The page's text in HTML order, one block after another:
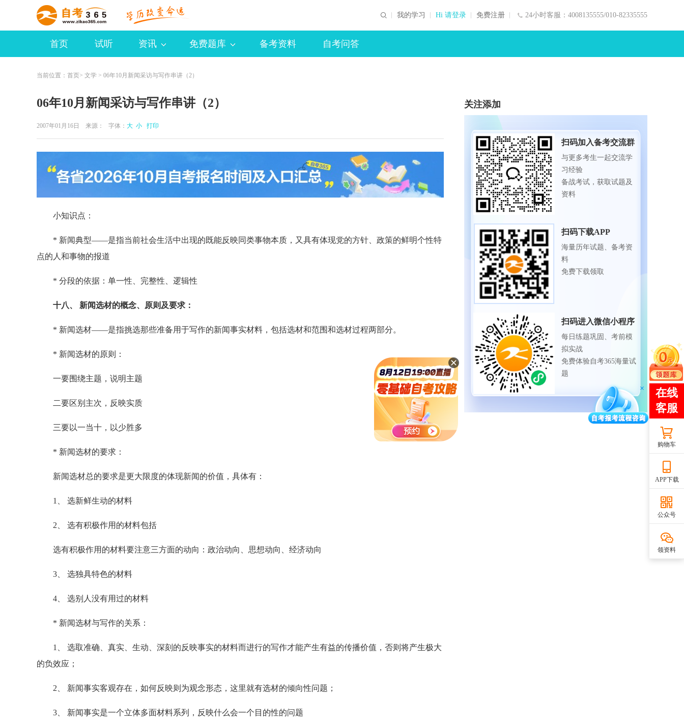
24小时客服：4008135555/010-82335555
我的学习 Hi 请登录 免费注册
首页 试听 资讯 免费题库 备考资料 自考问答
当前位置： 首页> 文学 > 06年10月新闻采访与写作串讲（2）
06年10月新闻采访与写作串讲（2）
2007年01月16日 来源： 字体： 大 小 打印
小知识点：
* 新闻典型——是指当前社会生活中出现的既能反映同类事物本质，又具有体现党的方针、政策的鲜明个性特
点的人和事物的报道
* 分段的依据：单一性、完整性、逻辑性
十八、 新闻选材的概念、原则及要求：
* 新闻选材——是指挑选那些准备用于写作的新闻事实材料，包括选材和范围和选材过程两部分。
* 新闻选材的原则：
一要围绕主题，说明主题
二要区别主次，反映实质
三要以一当十，以少胜多
* 新闻选材的要求：
新闻选材总的要求是更大限度的体现新闻的价值，具体有：
1、 选新鲜生动的材料
2、 选有积极作用的材料包括
选有积极作用的材料要注意三方面的动向：政治动向、思想动向、经济动向
3、 选独具特色的材料
4、 选别人没有用过的材料
* 新闻选材与写作的关系：
1、 选取准确、真实、生动、深刻的反映事实的材料而进行的写作才能产生有益的传播价值，否则将产生极大
的负效应；
2、 新闻事实客观存在，如何反映则为观念形态，这里就有选材的倾向性问题；
3、 新闻事实是一个立体多面材料系列，反映什么会一个目的性的问题
关注添加
扫码加入备考交流群
与更多考生一起交流学
习经验
备战考试，获取试题及
资料
扫码下载APP
海量历年试题、备考资
料
免费下载领取
扫码进入微信小程序
每日练题巩固、考前模
拟实战
免费体验自考365海量试
题
购物车
APP下载
公众号
领资料